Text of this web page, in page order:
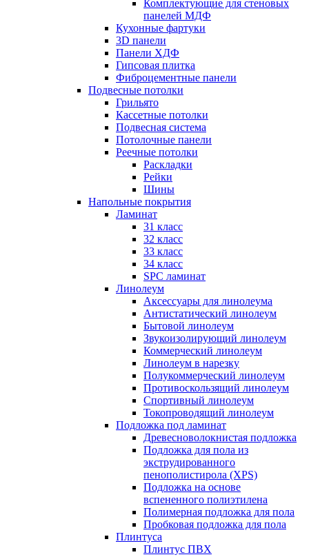
Комплектующие для стеновых
панелей МДФ
Кухонные фартуки
3D панели
Панели ХДФ
Гипсовая плитка
Фиброцементные панели
Подвесные потолки
Грильято
Кассетные потолки
Подвесная система
Потолочные панели
Реечные потолки
Раскладки
Рейки
Шины
Напольные покрытия
Ламинат
31 класс
32 класс
33 класс
34 класс
SPC ламинат
Линолеум
Аксессуары для линолеума
Антистатический линолеум
Бытовой линолеум
Звукоизолирующий линолеум
Коммерческий линолеум
Линолеум в нарезку
Полукоммерческий линолеум
Противоскользящий линолеум
Спортивный линолеум
Токопроводящий линолеум
Подложка под ламинат
Древесноволокнистая подложка
Подложка для пола из
экструдированного
пенополистирола (XPS)
Подложка на основе
вспененного полиэтилена
Полимерная подложка для пола
Пробковая подложка для пола
Плинтуса
Плинтус ПВХ